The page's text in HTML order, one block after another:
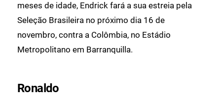
meses de idade, Endrick fará a sua estreia pela
Seleção Brasileira no próximo dia 16 de
novembro, contra a Colômbia, no Estádio
Metropolitano em Barranquilla.
Ronaldo